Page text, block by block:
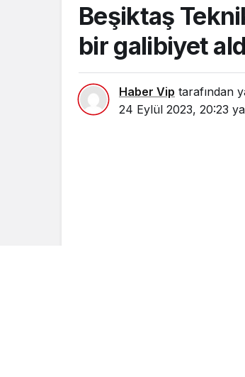
Beşiktaş
bir galibiyet
Haber Vip tarafından
24 Eylül 2023, 20:23